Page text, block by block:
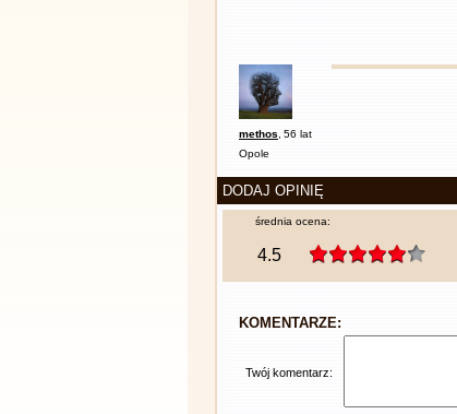
methos 56 lat
Opole
DODAJ OPINIĘ
średnia ocena:
4.5
KOMENTARZE:
Twój komentarz: